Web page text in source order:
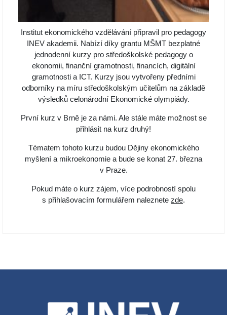
Institut ekonomického vzdělávání připravil pro pedagogy
INEV akademii. Nabízí díky grantu MŠMT bezplatné
jednodenní kurzy pro středoškolské pedagogy o
ekonomii, finanční gramotnosti, financích, digitální
gramotnosti a ICT. Kurzy jsou vytvořeny předními
odborníky na míru středoškolským učitelům na základě
výsledků celonárodní Ekonomické olympiády.
První kurz v Brně je za námi. Ale stále máte možnost se
přihlásit na kurz druhý!
Tématem tohoto kurzu budou Dějiny ekonomického
myšlení a mikroekonomie a bude se konat 27. března
v Praze.
Pokud máte o kurz zájem, více podrobností spolu
s přihlašovacím formulářem naleznete zde.